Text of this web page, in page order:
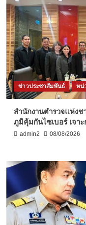
ข่าวประชาสัมพันธ์ หน่
สำนักงานตำรวจแห่งช
ภูมิคุ้มกันไซเบอร์ เจา
admin2 08/08/2026